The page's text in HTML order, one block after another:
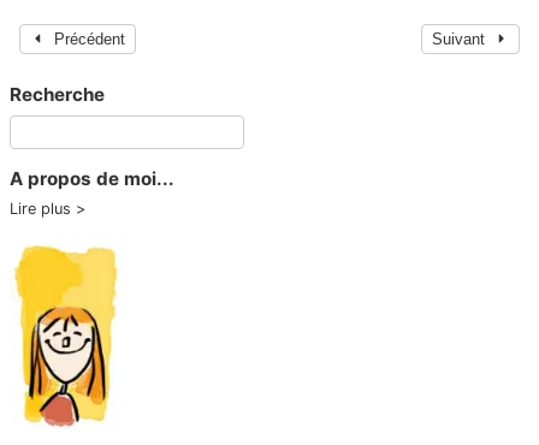
Précédent Suivant
Recherche
A propos de moi...
Lire plus